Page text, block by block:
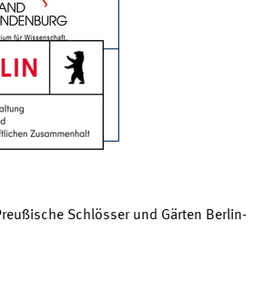
Schlösser und Gärten Berlin-